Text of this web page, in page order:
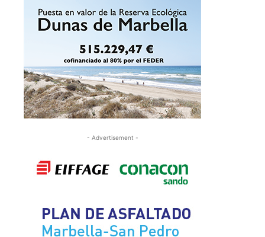
- Advertisement -